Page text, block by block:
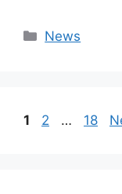
News
1 2 … 18